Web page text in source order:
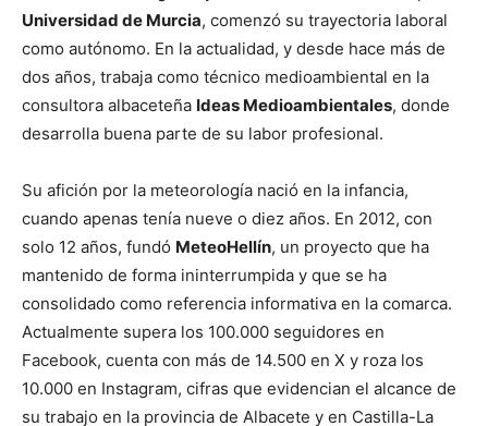
Universidad de Murcia, comenzó su trayectoria laboral
como autónomo. En la actualidad, y desde hace más de
dos años, trabaja como técnico medioambiental en la
consultora albaceteña Ideas Medioambientales, donde
desarrolla buena parte de su labor profesional.
Su afición por la meteorología nació en la infancia,
cuando apenas tenía nueve o diez años. En 2012, con
solo 12 años, fundó MeteoHellín, un proyecto que ha
mantenido de forma ininterrumpida y que se ha
consolidado como referencia informativa en la comarca.
Actualmente supera los 100.000 seguidores en
Facebook, cuenta con más de 14.500 en X y roza los
10.000 en Instagram, cifras que evidencian el alcance de
su trabajo en la provincia de Albacete y en Castilla-La